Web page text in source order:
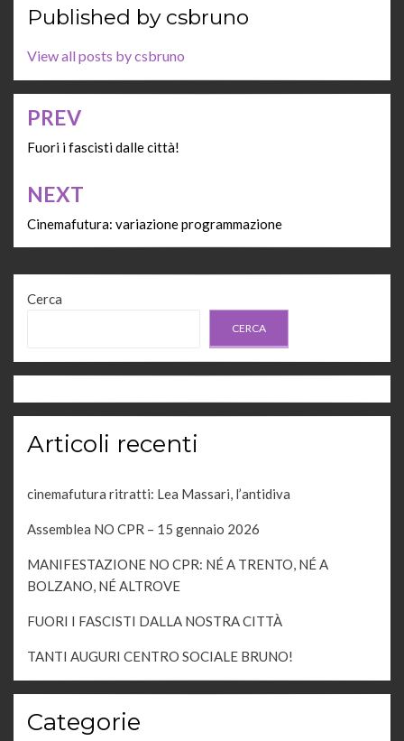
Published by csbruno
View all posts by csbruno
Navigazione
articoli
PREV
Fuori i fascisti dalle città!
NEXT
Cinemafutura: variazione programmazione
Cerca
CERCA
Articoli recenti
cinemafutura ritratti: Lea Massari, l’antidiva
Assemblea NO CPR – 15 gennaio 2026
MANIFESTAZIONE NO CPR: NÉ A TRENTO, NÉ A
BOLZANO, NÉ ALTROVE
FUORI I FASCISTI DALLA NOSTRA CITTÀ
TANTI AUGURI CENTRO SOCIALE BRUNO!
Categorie